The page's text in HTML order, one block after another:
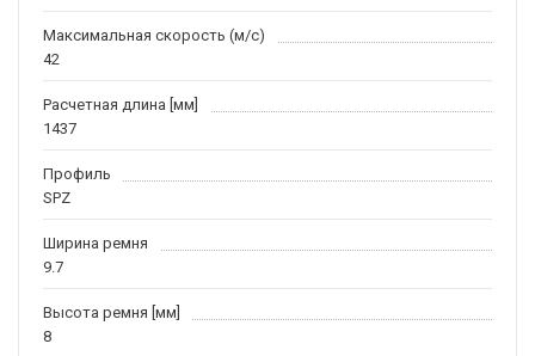
Максимальная скорость (м/c)
42
Расчетная длина [мм]
1437
Профиль
SPZ
Ширина ремня
9.7
Высота ремня [мм]
8